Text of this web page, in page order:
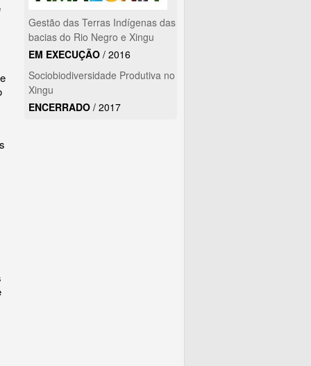
Gestão das Terras Indígenas das
bacias do Rio Negro e Xingu
EM EXECUÇÃO / 2016
Sociobiodiversidade Produtiva no
Xingu
ENCERRADO / 2017